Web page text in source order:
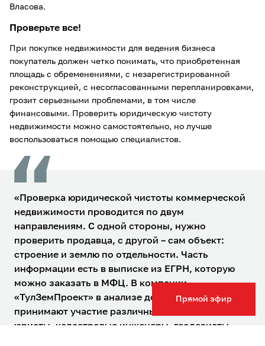
Прямой эфир
Власова.
Проверьте все!
При покупке недвижимости для ведения бизнеса
покупатель должен четко понимать, что приобретенная
площадь с обременениями, с незарегистрированной
реконструкцией, с несогласованными перепланировками,
грозит серьезными проблемами, в том числе
финансовыми. Проверить юридическую чистоту
недвижимости можно самостоятельно, но лучше
воспользоваться помощью специалистов.
«Проверка юридической чистоты коммерческой
недвижимости проводится по двум
направлениям. С одной стороны, нужно
проверить продавца, с другой – сам объект:
строение и землю по отдельности. Часть
информации есть в выписке из ЕГРН, которую
можно заказать в МФЦ. В компании
«ТулЗемПроект» в анализе документов
принимают участие различные специалисты:
юристы, кадастровые инженеры, геодезисты.